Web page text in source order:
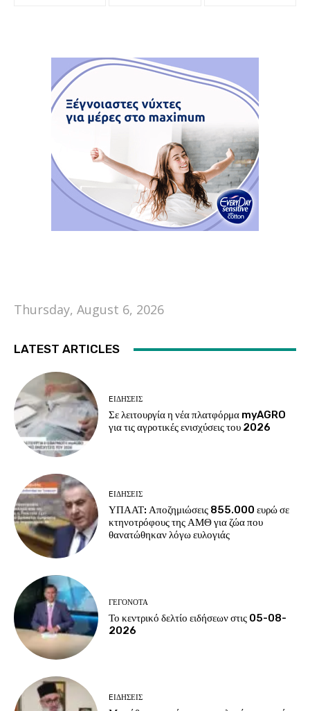
Thursday, August 6, 2026
LATEST ARTICLES
EΙΔΗΣΕΙΣ
Σε λειτουργία η νέα πλατφόρμα myAGRO
για τις αγροτικές ενισχύσεις του 2026
EΙΔΗΣΕΙΣ
ΥΠΑΑΤ: Αποζημιώσεις 855.000 ευρώ σε
κτηνοτρόφους της ΑΜΘ για ζώα που
θανατώθηκαν λόγω ευλογιάς
ΓΕΓΟΝΟΤΑ
Το κεντρικό δελτίο ειδήσεων στις 05-08-
2026
EΙΔΗΣΕΙΣ